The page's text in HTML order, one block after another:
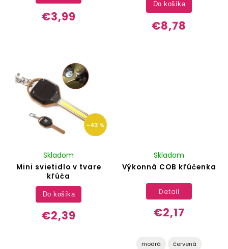
€3,99
€8,78
Do košíka
–43 %
Mini svietidlo v tvare
kľúča
Skladom
€2,39
Do košíka
Výkonná COB kľúčenka
Skladom
€2,17
Detail
modrá červená